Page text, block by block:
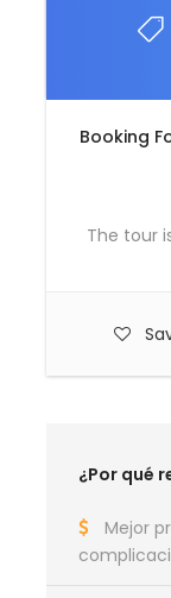
Booking
The tour
¿Por qué
Mejor
Otros
Noches